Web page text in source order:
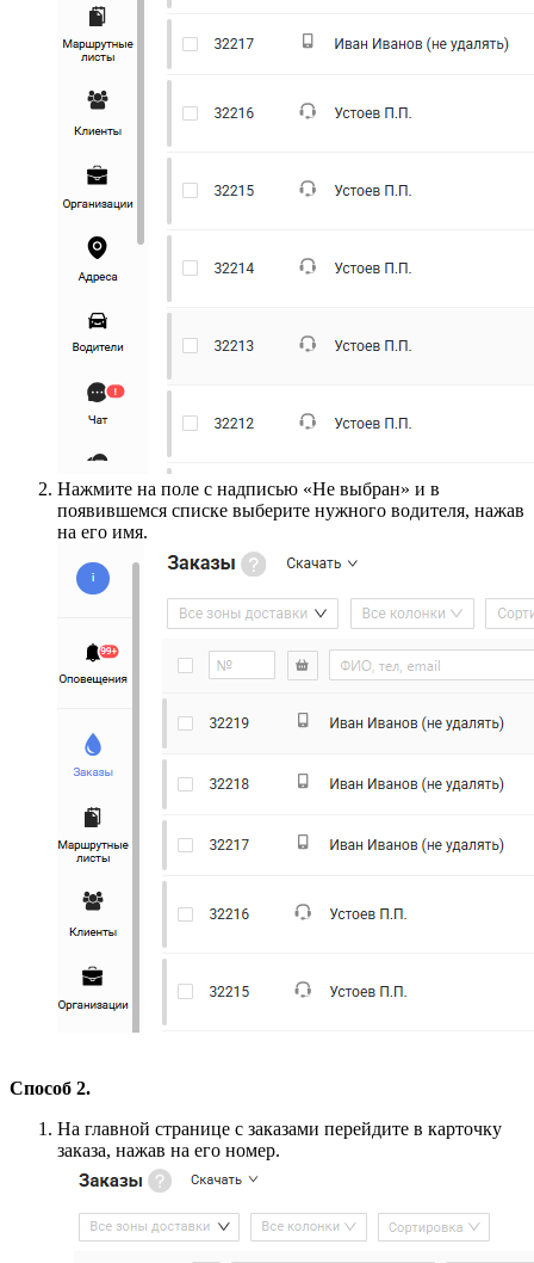
Нажмите на поле с надписью «Не выбран» и в
появившемся списке выберите нужного водителя, нажав
на его имя.
Способ 2.
На главной странице с заказами перейдите в карточку
заказа, нажав на его номер.